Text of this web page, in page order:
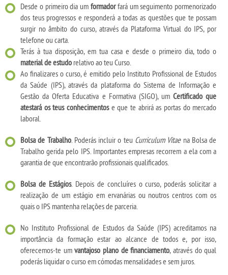
Desde o primeiro dia um formadorfará um seguimento pormenorizado
dos teus progressos e responderá a todas as questões que te possam
surgir no âmbito do curso, através da Plataforma Virtual do IPS, por
telefone ou carta.
Terás à tua disposição, em tua casa e desde o primeiro dia, todo o
material de estudo relativo ao teu Curso.
Ao finalizares o curso, é emitido pelo Instituto Profissional de Estudos
da Saúde (IPS), através da plataforma do Sistema de Informação e
Gestão da Oferta Educativa e Formativa (SIGO), umCertificado que
atestará os teus conhecimentose que te abrirá as portas do mercado
laboral.
Bolsa de Trabalho. Poderás incluir o teu Curriculum Vitaena Bolsa de
Trabalho gerida pelo IPS. Importantes empresas recorrem a ela com a
garantia de que encontrarão profissionais qualificados.
Bolsa de Estágios. Depois de concluíres o curso, poderás solicitar a
realização de um estágio em ervanárias ou noutros centros com os
quais o IPS mantenha relações de parceria.
No Instituto Profissional de Estudos da Saúde (IPS) acreditamos na
importância da formação estar ao alcance de todos e, por isso,
oferecemos-te umvantajoso plano de financiamento, através do qual
poderás liquidar o curso em cómodas mensalidades e sem juros.